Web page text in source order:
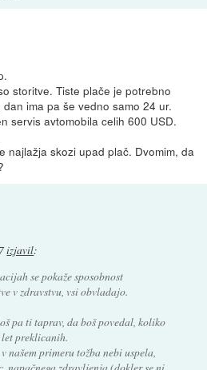
storitve. Tiste plače je potrebno
ima pa še vedno samo 24 ur.
servis avtomobila celih 600 USD.
najlažja skozi upad plač. Dvomim, da
izjavil:
se pokaže sposobnost
v zdravstvu, vsi obvladajo.
pa ti taprav, da boš povedal, koliko
preklicanih.
našem primeru tožba nebi uspela,